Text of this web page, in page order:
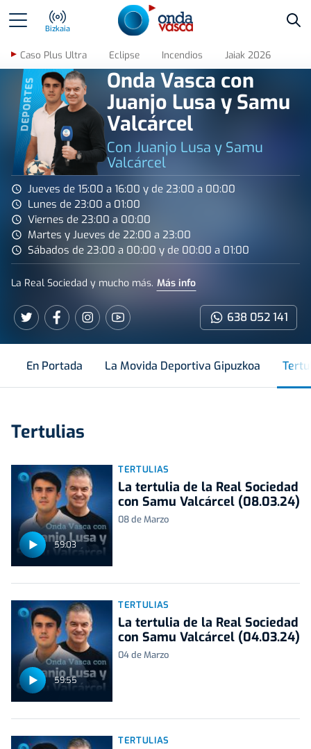
Bizkaia
Caso Plus Ultra Eclipse Incendios Jaiak 2026
DEPORTES
Onda Vasca con
Juanjo Lusa y Samu
Valcárcel
Con Juanjo Lusa y Samu
Valcárcel
Jueves de 15:00 a 16:00 y de 23:00 a 00:00
Lunes de 23:00 a 01:00
Viernes de 23:00 a 00:00
Martes y Jueves de 22:00 a 23:00
Sábados de 23:00 a 00:00 y de 00:00 a 01:00
La Real Sociedad y mucho más. Más info
638 052 141
En Portada La Movida Deportiva Gipuzkoa
Tertulias
59:03
TERTULIAS
La tertulia de la Real Sociedad
con Samu Valcárcel (08.03.24)
08 de Marzo
59:55
TERTULIAS
La tertulia de la Real Sociedad
con Samu Valcárcel (04.03.24)
04 de Marzo
TERTULIAS